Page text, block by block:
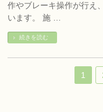
作やブレーキ操作が行え
います。 施 …
続きを読む
1